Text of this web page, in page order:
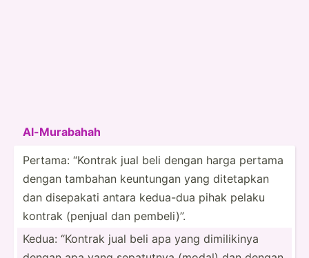
Al-Mur­abahah
Pertama: “Kontrak jual beli dengan harga pertama
dengan tambahan keuntungan yang ditetapkan
dan disepakati antara kedua-dua pihak pelaku
kontrak (penjual dan pembeli)”.
Kedua: “Kontrak jual beli apa yang dimili­kinya